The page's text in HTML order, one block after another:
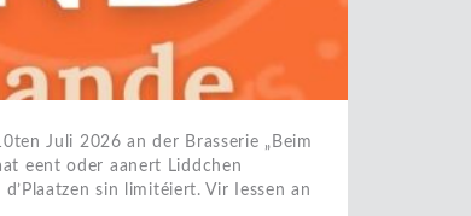
Juli 2026 an der Brasserie „Beim
eent oder aanert Liddchen
sin limitéiert. Vir Iessen an